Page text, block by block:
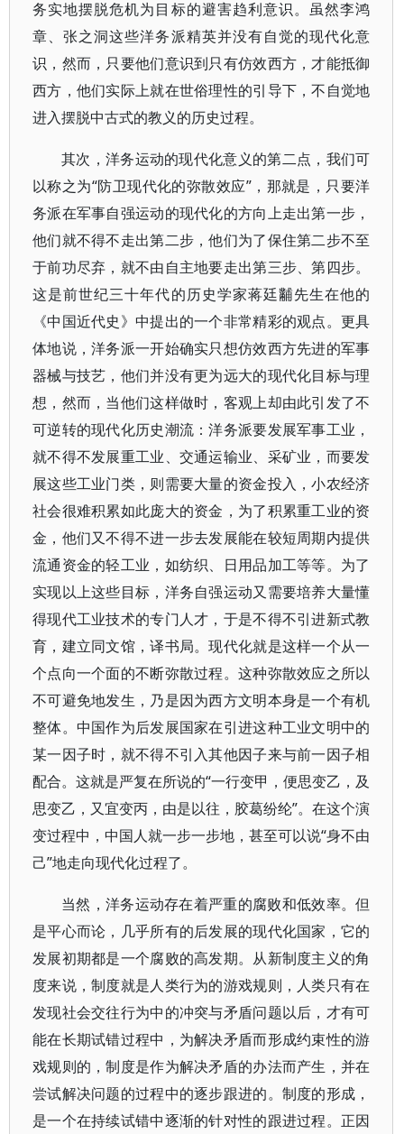
务实地摆脱危机为目标的避害趋利意识。虽然李鸿
章、张之洞这些洋务派精英并没有自觉的现代化意
识，然而，只要他们意识到只有仿效西方，才能抵御
西方，他们实际上就在世俗理性的引导下，不自觉地
进入摆脱中古式的教义的历史过程。
其次，洋务运动的现代化意义的第二点，我们可
以称之为“防卫现代化的弥散效应”，那就是，只要洋
务派在军事自强运动的现代化的方向上走出第一步，
他们就不得不走出第二步，他们为了保住第二步不至
于前功尽弃，就不由自主地要走出第三步、第四步。
这是前世纪三十年代的历史学家蒋廷黼先生在他的
《中国近代史》中提出的一个非常精彩的观点。更具
体地说，洋务派一开始确实只想仿效西方先进的军事
器械与技艺，他们并没有更为远大的现代化目标与理
想，然而，当他们这样做时，客观上却由此引发了不
可逆转的现代化历史潮流：洋务派要发展军事工业，
就不得不发展重工业、交通运输业、采矿业，而要发
展这些工业门类，则需要大量的资金投入，小农经济
社会很难积累如此庞大的资金，为了积累重工业的资
金，他们又不得不进一步去发展能在较短周期内提供
流通资金的轻工业，如纺织、日用品加工等等。为了
实现以上这些目标，洋务自强运动又需要培养大量懂
得现代工业技术的专门人才，于是不得不引进新式教
育，建立同文馆，译书局。现代化就是这样一个从一
个点向一个面的不断弥散过程。这种弥散效应之所以
不可避免地发生，乃是因为西方文明本身是一个有机
整体。中国作为后发展国家在引进这种工业文明中的
某一因子时，就不得不引入其他因子来与前一因子相
配合。这就是严复在所说的“一行变甲，便思变乙，及
思变乙，又宜变丙，由是以往，胶葛纷纶”。在这个演
变过程中，中国人就一步一步地，甚至可以说“身不由
己”地走向现代化过程了。
当然，洋务运动存在着严重的腐败和低效率。但
是平心而论，几乎所有的后发展的现代化国家，它的
发展初期都是一个腐败的高发期。从新制度主义的角
度来说，制度就是人类行为的游戏规则，人类只有在
发现社会交往行为中的冲突与矛盾问题以后，才有可
能在长期试错过程中，为解决矛盾而形成约束性的游
戏规则的，制度是作为解决矛盾的办法而产生，并在
尝试解决问题的过程中的逐步跟进的。制度的形成，
是一个在持续试错中逐渐的针对性的跟进过程。正因